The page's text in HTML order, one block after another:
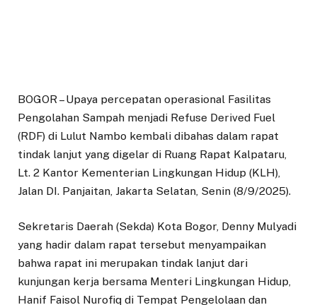
BOGOR – Upaya percepatan operasional Fasilitas
Pengolahan Sampah menjadi Refuse Derived Fuel
(RDF) di Lulut Nambo kembali dibahas dalam rapat
tindak lanjut yang digelar di Ruang Rapat Kalpataru,
Lt. 2 Kantor Kementerian Lingkungan Hidup (KLH),
Jalan DI. Panjaitan, Jakarta Selatan, Senin (8/9/2025).
Sekretaris Daerah (Sekda) Kota Bogor, Denny Mulyadi
yang hadir dalam rapat tersebut menyampaikan
bahwa rapat ini merupakan tindak lanjut dari
kunjungan kerja bersama Menteri Lingkungan Hidup,
Hanif Faisol Nurofiq di Tempat Pengelolaan dan